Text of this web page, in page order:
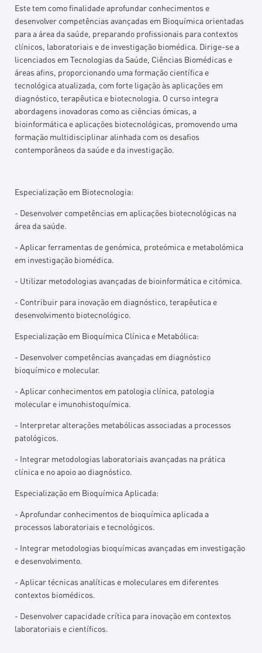
Este tem como finalidade aprofundar conhecimentos e
desenvolver competências avançadas em Bioquímica orientadas
para a área da saúde, preparando profissionais para contextos
clínicos, laboratoriais e de investigação biomédica. Dirige-se a
licenciados em Tecnologias da Saúde, Ciências Biomédicas e
áreas afins, proporcionando uma formação científica e
tecnológica atualizada, com forte ligação às aplicações em
diagnóstico, terapêutica e biotecnologia. O curso integra
abordagens inovadoras como as ciências ómicas, a
bioinformática e aplicações biotecnológicas, promovendo uma
formação multidisciplinar alinhada com os desafios
contemporâneos da saúde e da investigação.
Especialização em Biotecnologia:
- Desenvolver competências em aplicações biotecnológicas na
área da saúde.
- Aplicar ferramentas de genómica, proteómica e metabolómica
em investigação biomédica.
- Utilizar metodologias avançadas de bioinformática e citómica.
- Contribuir para inovação em diagnóstico, terapêutica e
desenvolvimento biotecnológico.
Especialização em Bioquímica Clínica e Metabólica:
- Desenvolver competências avançadas em diagnóstico
bioquímico e molecular.
- Aplicar conhecimentos em patologia clínica, patologia
molecular e imunohistoquímica.
- Interpretar alterações metabólicas associadas a processos
patológicos.
- Integrar metodologias laboratoriais avançadas na prática
clínica e no apoio ao diagnóstico.
Especialização em Bioquímica Aplicada:
- Aprofundar conhecimentos de bioquímica aplicada a
processos laboratoriais e tecnológicos.
- Integrar metodologias bioquímicas avançadas em investigação
e desenvolvimento.
- Aplicar técnicas analíticas e moleculares em diferentes
contextos biomédicos.
- Desenvolver capacidade crítica para inovação em contextos
laboratoriais e científicos.